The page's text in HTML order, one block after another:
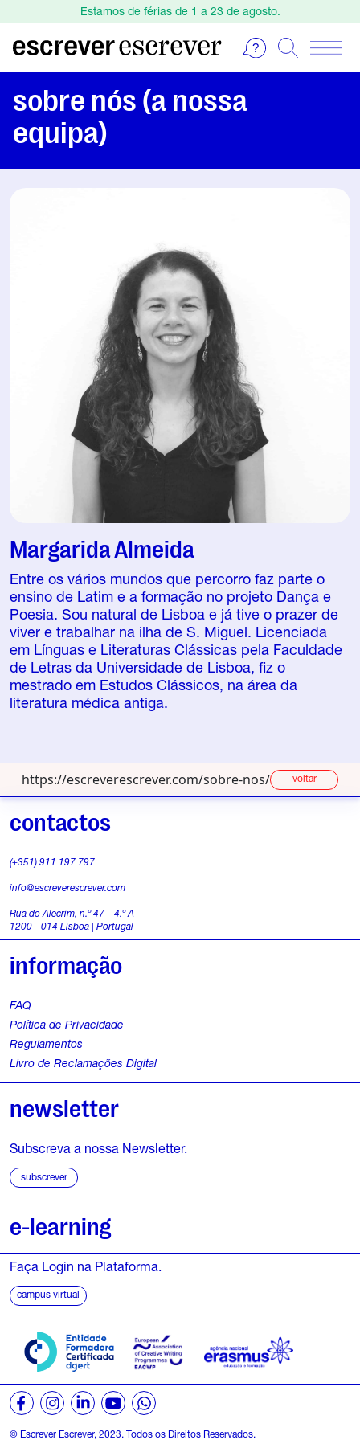
Estamos de férias de 1 a 23 de agosto.
Estamos de férias de 1 a 23 de agosto.
sobre nós (a nossa
equipa)
Margarida Almeida
Entre os vários mundos que percorro faz parte o
ensino de Latim e a formação no projeto Dança e
Poesia. Sou natural de Lisboa e já tive o prazer de
viver e trabalhar na ilha de S. Miguel. Licenciada
em Línguas e Literaturas Clássicas pela Faculdade
de Letras da Universidade de Lisboa, fiz o
mestrado em Estudos Clássicos, na área da
literatura médica antiga.
https://escreverescrever.com/sobre-nos/ voltar
contactos
(+351) 911 197 797
info@escreverescrever.com
Rua do Alecrim, n.º 47 – 4.º A
1200 - 014 Lisboa | Portugal
informação
FAQ
Política de Privacidade
Regulamentos
Livro de Reclamações Digital
newsletter
Subscreva a nossa Newsletter.
subscrever
e-learning
Faça Login na Plataforma.
campus virtual
© Escrever Escrever, 2023. Todos os Direitos Reservados.